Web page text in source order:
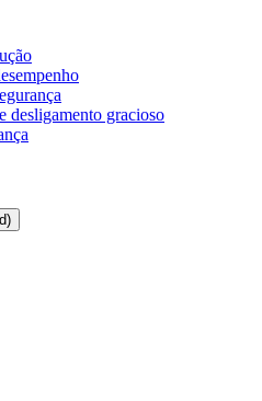
desligamento gracioso